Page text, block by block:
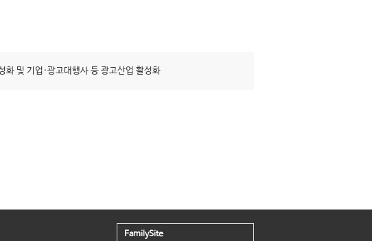
화 및 기업·광고대행사 등 광고산업 활성화
FamilySite